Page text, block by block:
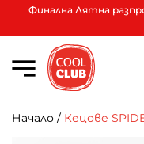
Финална Лятна
Начало / Кецове